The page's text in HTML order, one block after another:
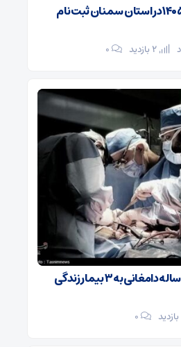
۸۰۱ نفر برای حج تمتع ۱۴۰۵ در استان سمنان ثبت نام
۰
اهدای اعضای کودک ۶ ساله دامغانی به ۳ بیمار زندگی
۰